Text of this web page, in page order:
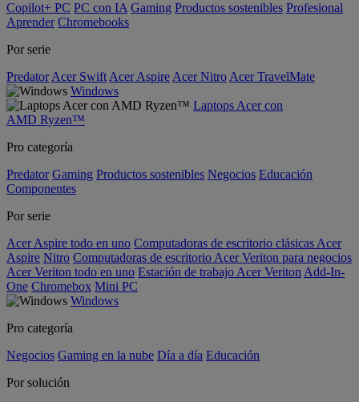
Copilot+ PC PC con IA Gaming Productos sostenibles Profesional
Aprender Chromebooks
Por serie
Predator Acer Swift Acer Aspire Acer Nitro Acer TravelMate
Windows
Laptops Acer con
AMD Ryzen™
Pro categoría
Predator Gaming Productos sostenibles Negocios Educación
Componentes
Por serie
Acer Aspire todo en uno Computadoras de escritorio clásicas Acer
Aspire Nitro Computadoras de escritorio Acer Veriton para negocios
Acer Veriton todo en uno Estación de trabajo Acer Veriton Add-In-
One Chromebox Mini PC
Windows
Pro categoría
Negocios Gaming en la nube Día a día Educación
Por solución